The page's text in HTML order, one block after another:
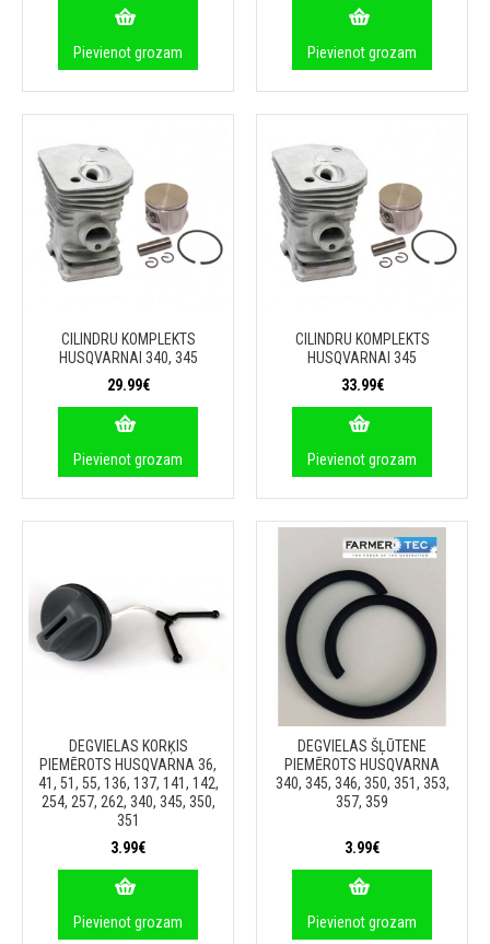
Pievienot grozam Pievienot grozam
CILINDRU KOMPLEKTS
HUSQVARNAI 340, 345
29.99€
Pievienot grozam
CILINDRU KOMPLEKTS
HUSQVARNAI 345
33.99€
Pievienot grozam
DEGVIELAS KORĶIS
PIEMĒROTS HUSQVARNA 36,
41, 51, 55, 136, 137, 141, 142,
254, 257, 262, 340, 345, 350,
351
3.99€
Pievienot grozam
DEGVIELAS ŠĻŪTENE
PIEMĒROTS HUSQVARNA
340, 345, 346, 350, 351, 353,
357, 359
3.99€
Pievienot grozam